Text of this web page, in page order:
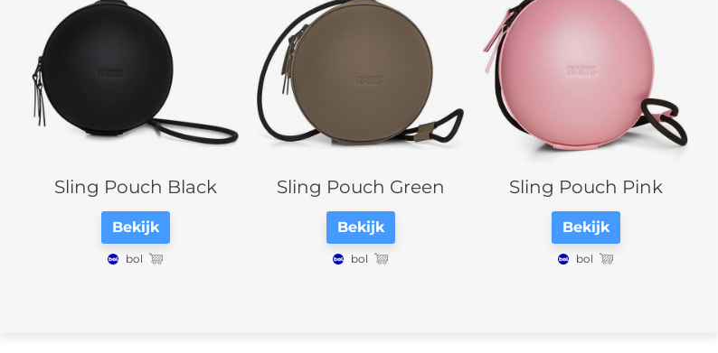
Sling Pouch Black
Bekijk
bol
Sling Pouch Green
Bekijk
bol
Sling Pouch Pink
Bekijk
bol